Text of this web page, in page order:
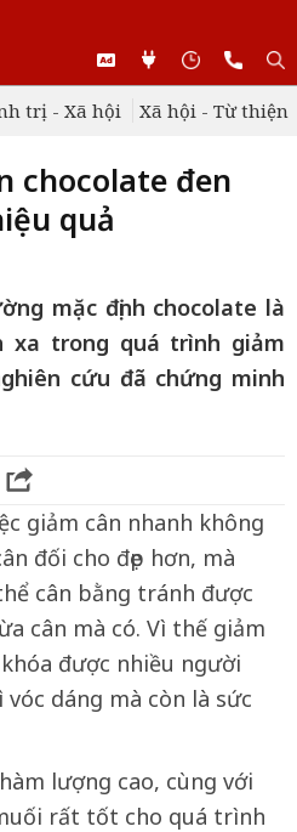
trị - Xã hội Xã hội - Từ thiện
chocolate đen
quả
mặc định chocolate là
xa trong quá trình giảm
cứu đã chứng minh
giảm cân nhanh không
đối cho đẹp hơn, mà
cân bằng tránh được
cân mà có. Vì thế giảm
được nhiều người
dáng mà còn là sức
lượng cao, cùng với
rất tốt cho quá trình